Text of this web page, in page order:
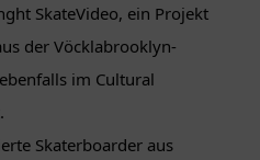
SkateVideo, ein Projekt
der Vöcklabrooklyn-
im Cultural
Skaterboarder aus